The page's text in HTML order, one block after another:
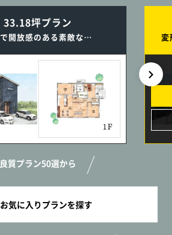
33.18坪プラン
勾配天井で開放感のある素敵なLDK／キッチン横のスタディコーナーは子育てにとっても便利な2階建ての家
良質プラン50選から
お気に入りプランを探す